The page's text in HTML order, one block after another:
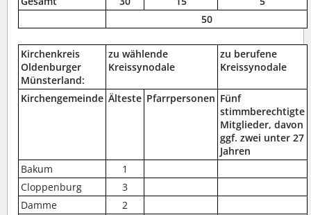
50
Kirchenkreis
Oldenburger
Münsterland:
zu wählende
Kreissynodale
zu berufene
Kreissynodale
Kirchengemeinde Älteste Pfarrpersonen Fünf
stimmberechtigte
Mitglieder, davon
ggf. zwei unter 27
Jahren
Bakum
1
Cloppenburg
3
Damme
2